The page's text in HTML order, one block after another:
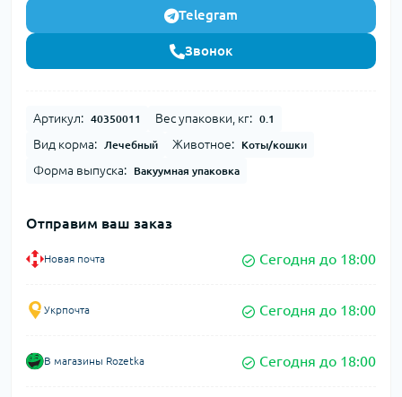
Telegram
Звонок
Артикул: 40350011 Вес упаковки, кг: 0.1
Вид корма: Лечебный Животное: Коты/кошки
Форма выпуска: Вакуумная упаковка
Отправим ваш заказ
Новая почта Сегодня до 18:00
Укрпочта Сегодня до 18:00
В магазины Rozetka Сегодня до 18:00